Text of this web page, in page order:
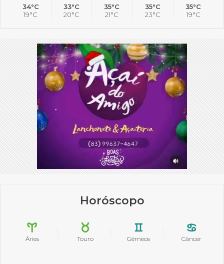
34°C
19°C
33°C
20°C
35°C
21°C
35°C
23°C
35°C
19°C
Horóscopo
Áries Touro Gêmeos Câncer